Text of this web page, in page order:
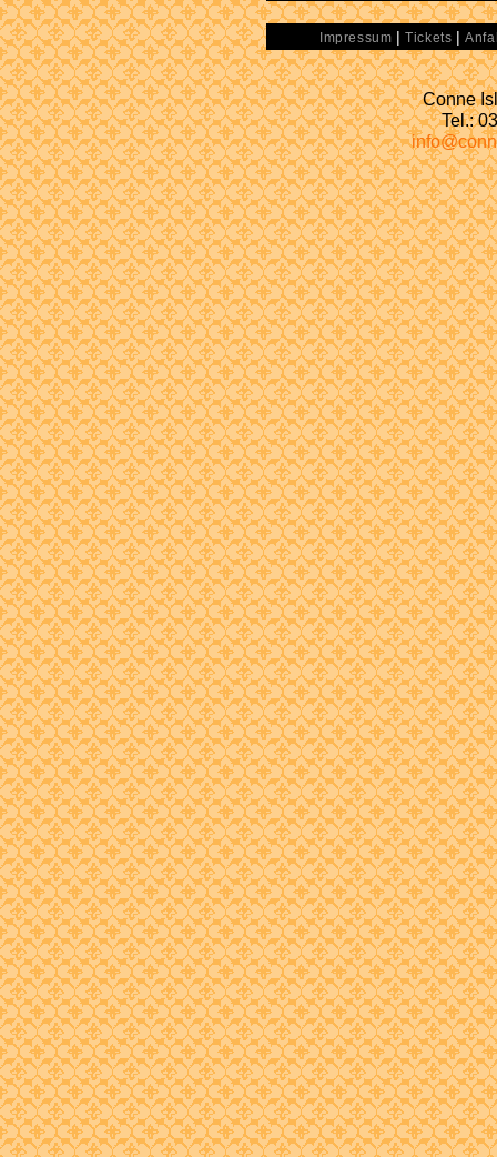
Impressum |Tickets |
Conne
Tel.: